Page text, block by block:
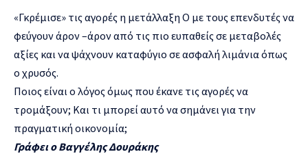
«Γκρέμισε» τις αγορές η μετάλλαξη Ο με τους επενδυτές να
φεύγουν άρον –άρον από τις πιο ευπαθείς σε μεταβολές
αξίες και να ψάχνουν καταφύγιο σε ασφαλή λιμάνια όπως
ο χρυσός.
Ποιος είναι ο λόγος όμως που έκανε τις αγορές να
τρομάξουν; Και τι μπορεί αυτό να σημάνει για την
πραγματική οικονομία;
Γράφει ο Βαγγέλης Δουράκης